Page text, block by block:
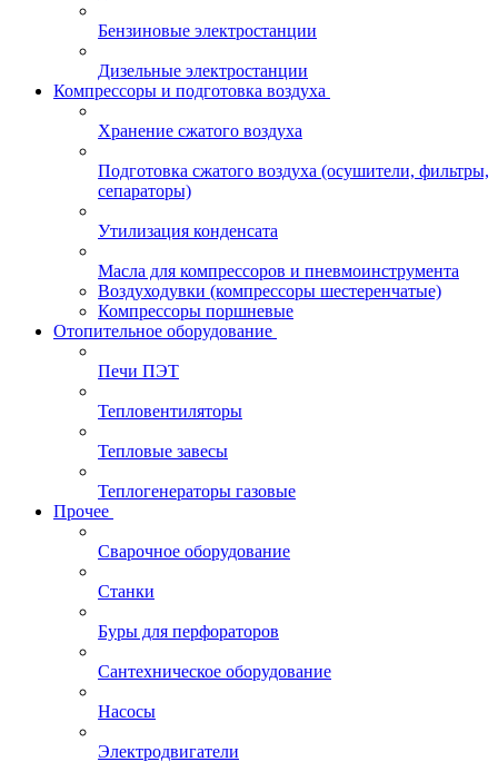
Бензиновые электростанции
Дизельные электростанции
Компрессоры и подготовка воздуха
Хранение сжатого воздуха
Подготовка сжатого воздуха (осушители, фильтры,
сепараторы)
Утилизация конденсата
Масла для компрессоров и пневмоинструмента
Воздуходувки (компрессоры шестеренчатые)
Компрессоры поршневые
Отопительное оборудование
Печи ПЭТ
Тепловентиляторы
Тепловые завесы
Теплогенераторы газовые
Прочее
Сварочное оборудование
Станки
Буры для перфораторов
Сантехническое оборудование
Насосы
Электродвигатели